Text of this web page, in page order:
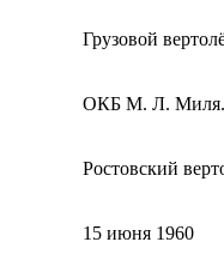
Грузовой
ОКБ М. Л. Миля.
Ростовский
15 июня 1960